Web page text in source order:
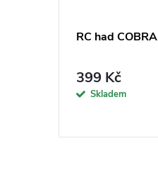
RC had COBRA
399 Kč
Skladem